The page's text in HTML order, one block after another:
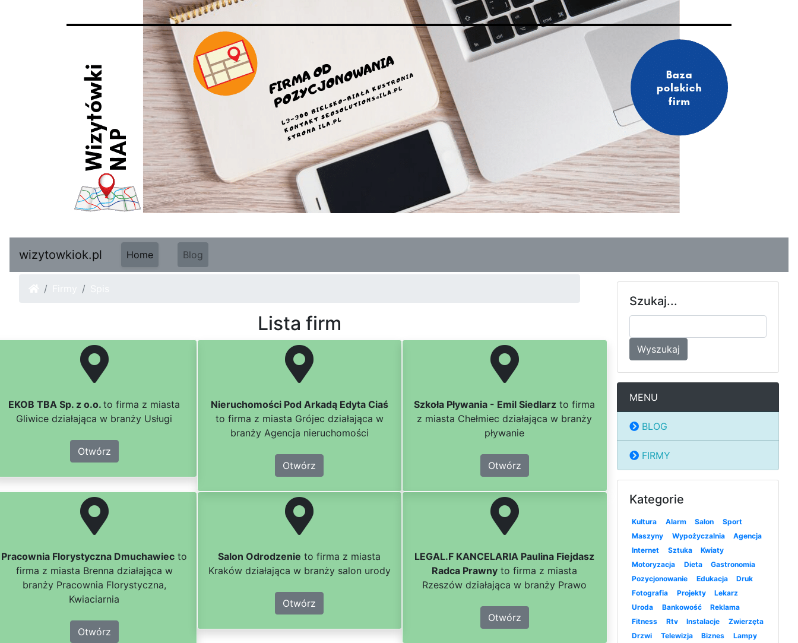
wizytowkiok.pl Home Blog
Lista firm
EKOB TBA Sp. z o.o.to firma z miasta
Gliwice działająca w branży Usługi
Otwórz
Nieruchomości Pod Arkadą Edyta Ciaś
to firma z miasta Grójec działająca w
branży Agencja nieruchomości
Otwórz
Szkoła Pływania - Emil Siedlarz to firma
z miasta Chełmiec działająca w branży
pływanie
Otwórz
Pracownia Florystyczna Dmuchawiec to
firma z miasta Brenna działająca w
branży Pracownia Florystyczna,
Kwiaciarnia
Otwórz
Salon Odrodzenie to firma z miasta
Kraków działająca w branży salon urody
Otwórz
LEGAL.F KANCELARIA Paulina Fiejdasz
Radca Prawny to firma z miasta
Rzeszów działająca w branży Prawo
Otwórz
Szukaj...
Wyszukaj
MENU
BLOG
FIRMY
Kategorie
Kultura Alarm Salon
Sport
Maszyny
Wypożyczalnia
Agencja
Internet
Sztuka
Kwiaty
Motoryzacja
Dieta
Gastronomia
Pozycjonowanie
Edukacja
Druk
Fotografia
Projekty
Lekarz
Uroda
Bankowość
Reklama
Fitness
Rtv Instalacje
Zwierzęta
Drzwi
Telewizja Biznes
Lampy